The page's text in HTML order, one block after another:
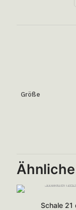
Größe
Schale 21